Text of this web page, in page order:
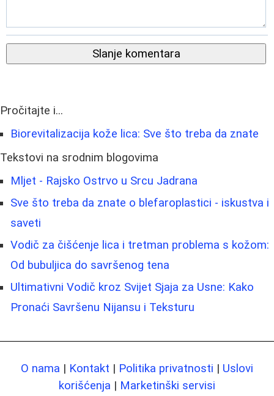
Slanje komentara
Pročitajte i...
Biorevitalizacija kože lica: Sve što treba da znate
Tekstovi na srodnim blogovima
Mljet - Rajsko Ostrvo u Srcu Jadrana
Sve što treba da znate o blefaroplastici - iskustva i
saveti
Vodič za čišćenje lica i tretman problema s kožom:
Od bubuljica do savršenog tena
Ultimativni Vodič kroz Svijet Sjaja za Usne: Kako
Pronaći Savršenu Nijansu i Teksturu
O nama | Kontakt | Politika privatnosti | Uslovi
korišćenja | Marketinški servisi